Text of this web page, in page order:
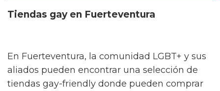
Tiendas gay en Fuerteventura
En Fuerteventura, la comunidad LGBT+ y sus
aliados pueden encontrar una selección de
tiendas gay-friendly donde pueden comprar